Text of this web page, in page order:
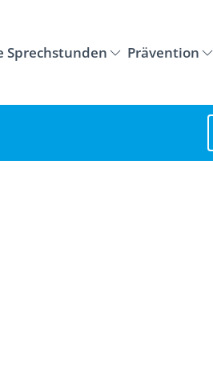
Sprechstunden Prävention